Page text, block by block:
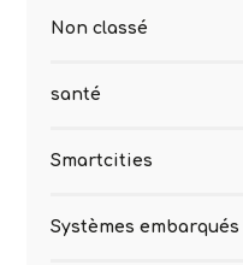
Non classé
santé
Smartcities
Systèmes embarqués